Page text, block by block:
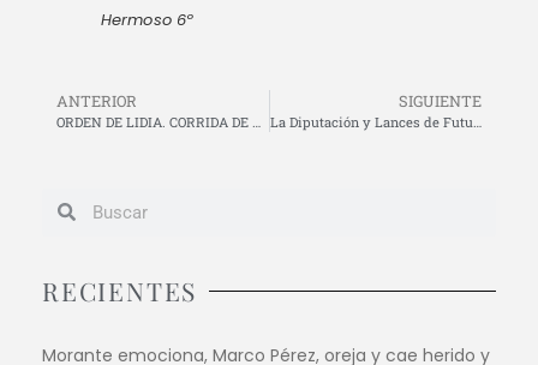
Hermoso 6º
ANTERIOR SIGUIENTE
RECIENTES
Morante emociona, Marco Pérez, oreja y cae herido y